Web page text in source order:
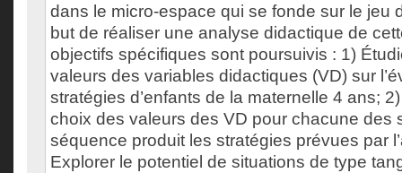
dans le micro-espace qui se fonde sur le jeu
but de réaliser une analyse didactique de
objectifs spécifiques sont poursuivis : 1)
valeurs des variables didactiques (VD) sur
stratégies d’enfants de la maternelle 4 ans;
choix des valeurs des VD pour chacune des
séquence produit les stratégies prévues par
Explorer le potentiel de situations de type